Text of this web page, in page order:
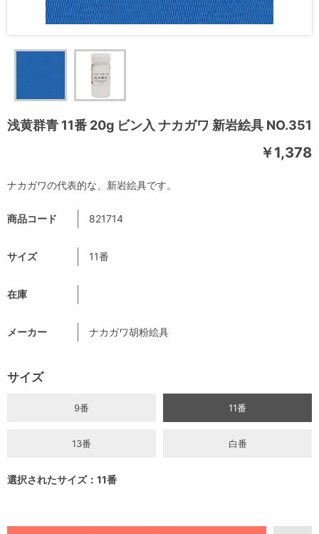
浅黄群青 11番 20g ビン入 ナカガワ 新岩絵具 NO.351
￥1,378
商品コード 821714
サイズ 11番
在庫
メーカー ナカガワ胡粉絵具
サイズ
9番 11番
13番 白番
選択されたサイズ：11番
ナカガワの代表的な、新岩絵具です。